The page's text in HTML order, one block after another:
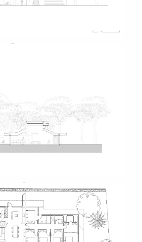
Façade ouest
Coupe